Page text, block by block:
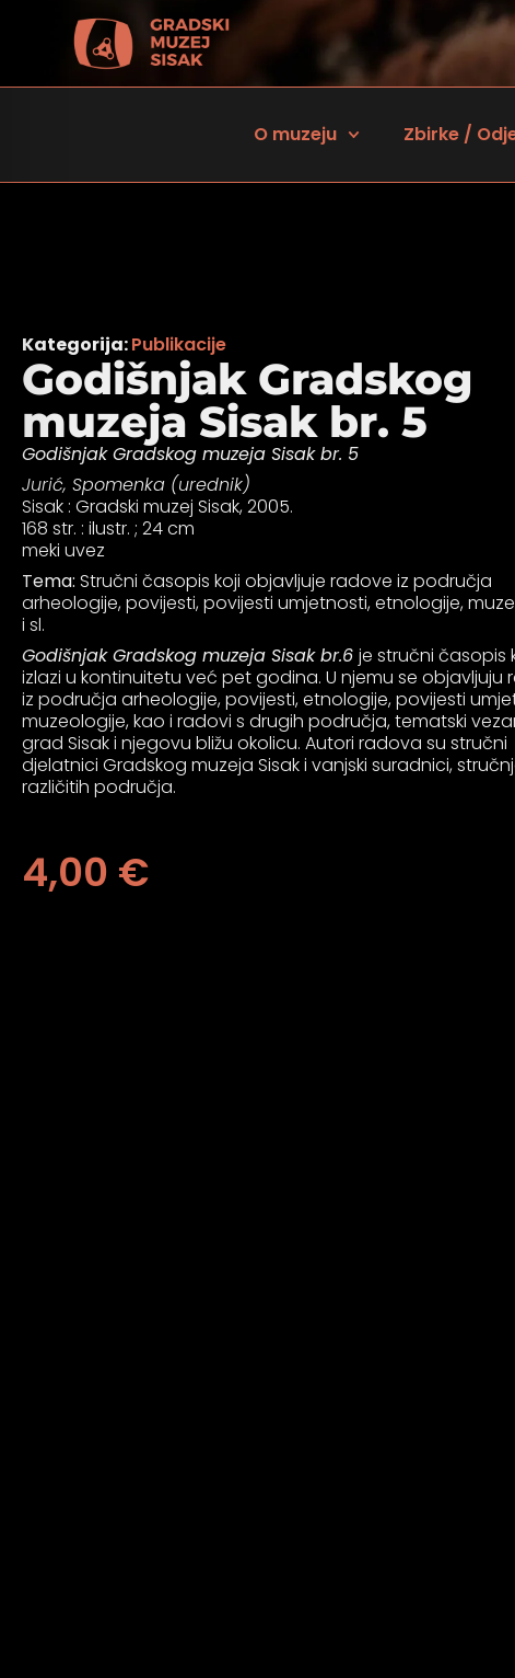
O muzeju Zbirke /
Kategorija:Publikacije
Godišnjak Gradskog
muzeja Sisak br. 5
Godišnjak Gradskog muzeja Sisak br. 5
Jurić, Spomenka (urednik)
Sisak : Gradski muzej Sisak, 2005.
168 str. : ilustr. ; 24 cm
meki uvez
Tema: Stručni časopis koji objavljuje radove iz područja
arheologije, povijesti, povijesti umjetnosti, etnologije,
i sl.
Godišnjak Gradskog muzeja Sisak br.6 je stručni časopis
izlazi u kontinuitetu već pet godina. U njemu se objavljuju
iz područja arheologije, povijesti, etnologije, povijesti
muzeologije, kao i radovi s drugih područja, tematski
grad Sisak i njegovu bližu okolicu. Autori radova su stručni
djelatnici Gradskog muzeja Sisak i vanjski suradnici,
različitih područja.
4,00 €
za osobe sa oštećenjem vida
profil za epilepsiju
prijateljski režim
za slijepe
režim za epilepsiju